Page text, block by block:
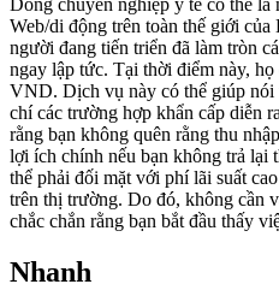
Dong chuyên nghiệp y tế có thể
Web/di động trên toàn thế giới
người đang tiến triển đã làm tròn
ngay lập tức. Tại thời điểm này,
VND. Dịch vụ này có thể giúp nói
chí các trường hợp khẩn cấp diễn
rằng bạn không quên rằng thu
lợi ích chính nếu bạn không trả lại
thể phải đối mặt với phí lãi suất
trên thị trường. Do đó, không cần
chắc chắn rằng bạn bắt đầu thấy
Nhanh